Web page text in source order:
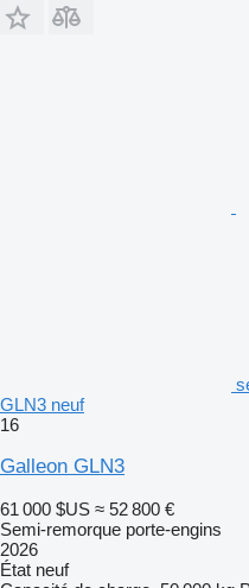
GLN3 neuf
16
Galleon GLN3
61 000 $US ≈ 52 800 €
Semi-remorque porte-engins
2026
État neuf